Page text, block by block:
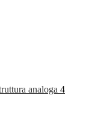
analoga 4